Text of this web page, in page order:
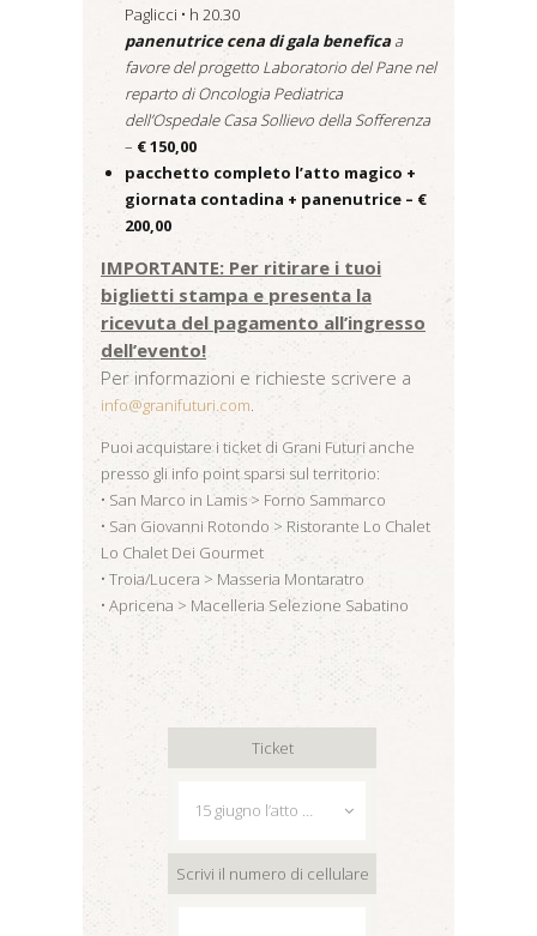
Paglicci • h 20.30
panenutrice cena di gala beneficaa
favore del progetto Laboratorio del Pane nel
reparto di Oncologia Pediatrica
dell’Ospedale Casa Sollievo della Sofferenza
– € 150,00
pacchetto completo l’atto magico +
giornata contadina + panenutrice – €
200,00
IMPORTANTE: Per ritirare i tuoi
biglietti stampa e presenta la
ricevuta del pagamento all’ingresso
dell’evento!
Per informazioni e richieste scrivere a
info@granifuturi.com
Puoi acquistare i ticket di Grani Futuri anche
presso gli info point sparsi sul territorio:
• San Marco in Lamis > Forno Sammarco
• San Giovanni Rotondo > Ristorante Lo Chalet
Lo Chalet Dei Gourmet
• Troia/Lucera > Masseria Montaratro
• Apricena > Macelleria Selezione Sabatino
Ticket
Scrivi il numero di cellulare